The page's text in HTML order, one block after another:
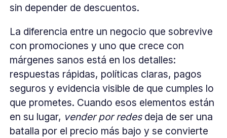
sin depender de descuentos.
La diferencia entre un negocio que sobrevive
con promociones y uno que crece con
márgenes sanos está en los detalles:
respuestas rápidas, políticas claras, pagos
seguros y evidencia visible de que cumples lo
que prometes. Cuando esos elementos están
en su lugar, vender por redesdeja de ser una
batalla por el precio más bajo y se convierte